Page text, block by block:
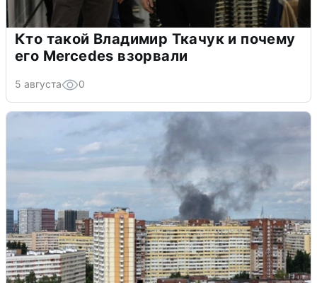
Кто такой Владимир Ткачук и почему
его Mercedes взорвали
5 августа 0